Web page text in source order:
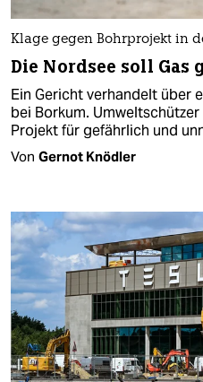
Klage gegen Bohrprojekt in
Die Nordsee soll Gas
Ein Gericht verhandelt über
bei Borkum.
Projekt für gefährlich und
Von Gernot Knödler